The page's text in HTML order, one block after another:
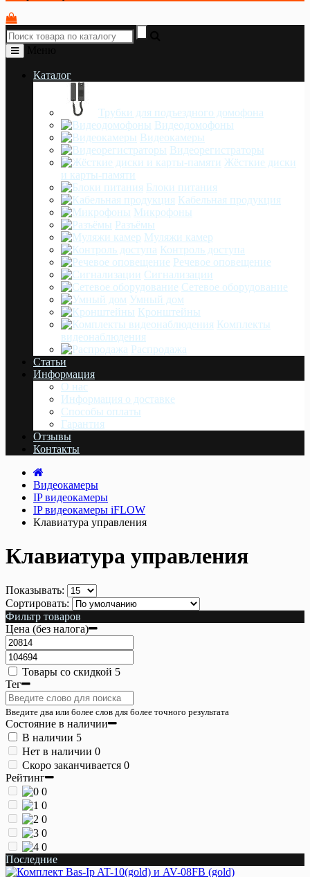
Каталог
Трубки для подъездного домофона
Видеодомофоны
Видеокамеры
Видеорегистраторы
Жёсткие диски
и карты-памяти
Блоки питания
Кабельная продукция
Микрофоны
Разъёмы
Муляжи камер
Контроль доступа
Речевое оповещение
Сигнализации
Сетевое оборудование
Умный дом
Кронштейны
Комплекты
видеонаблюдения
Распродажа
Статьи
Информация
О нас
Информация о доставке
Cпособы оплаты
Гарантия
Отзывы
Контакты
Видеокамеры
IP видеокамеры
IP видеокамеры iFLOW
Клавиатура управления
Клавиатура управления
Показывать:
Сортировать:
Фильтр товаров
Цена (без налога)
Товары со скидкой 5
Тег
Введите два или более слов для более точного результата
Состояние в наличии
В наличии 5
Нет в наличии 0
Скоро заканчивается 0
Рейтинг
0
0
0
0
0
Последние